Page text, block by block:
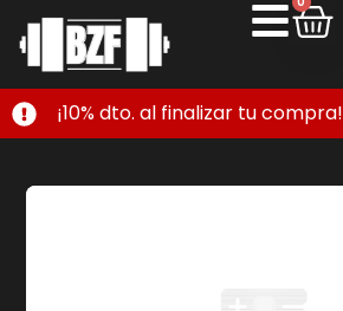
¡10% dto. al finalizar tu compra!